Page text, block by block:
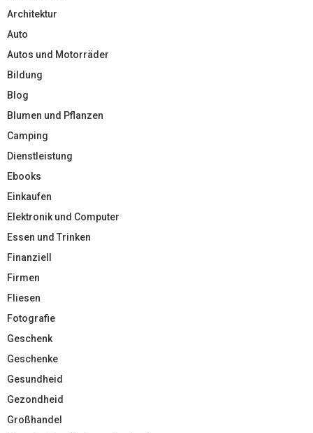
Architektur
Auto
Autos und Motorräder
Bildung
Blog
Blumen und Pflanzen
Camping
Dienstleistung
Ebooks
Einkaufen
Elektronik und Computer
Essen und Trinken
Finanziell
Firmen
Fliesen
Fotografie
Geschenk
Geschenke
Gesundheid
Gezondheid
Großhandel